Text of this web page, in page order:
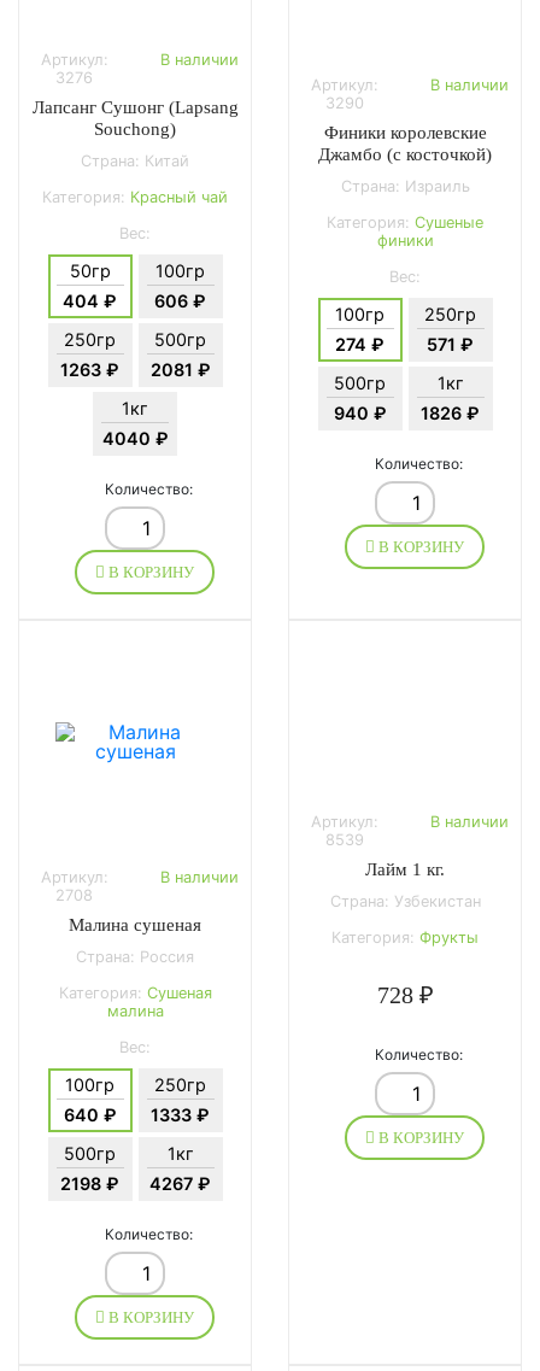
Артикул:
3276
В наличии
Лапсанг Сушонг (Lapsang
Souchong)
Страна: Китай
Категория: Красный чай
Вес:
50гр
404 ₽
100гр
606 ₽
250гр
1263 ₽
500гр
2081 ₽
1кг
4040 ₽
Количество:
В КОРЗИНУ
Артикул:
3290
В наличии
Финики королевские
Джамбо (с косточкой)
Страна: Израиль
Категория: Сушеные
финики
Вес:
100гр
274 ₽
250гр
571 ₽
500гр
940 ₽
1кг
1826 ₽
Количество:
В КОРЗИНУ
Артикул:
2708
В наличии
Малина сушеная
Страна: Россия
Категория: Сушеная
малина
Вес:
100гр
640 ₽
250гр
1333 ₽
500гр
2198 ₽
1кг
4267 ₽
Количество:
В КОРЗИНУ
Артикул:
8539
В наличии
Лайм 1 кг.
Страна: Узбекистан
Категория: Фрукты
728 ₽
Количество:
В КОРЗИНУ